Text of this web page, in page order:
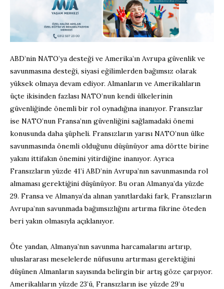
ABD’nin NATO’ya desteği ve Amerika’ın Avrupa güvenlik ve
savunmasına desteği, siyasi eğilimlerden bağımsız olarak
yüksek olmaya devam ediyor. Almanların ve Amerikalıların
üçte ikisinden fazlası NATO’nun kendi ülkelerinin
güvenliğinde önemli bir rol oynadığına inanıyor. Fransızlar
ise NATO’nun Fransa’nın güvenliğini sağlamadaki önemi
konusunda daha şüpheli. Fransızların yarısı NATO’nun ülke
savunmasında önemli olduğunu düşünüyor ama dörtte birine
yakını ittifakın önemini yitirdiğine inanıyor. Ayrıca
Fransızların yüzde 41’i ABD’nin Avrupa’nın savunmasında rol
almaması gerektiğini düşünüyor. Bu oran Almanya’da yüzde
29. Fransa ve Almanya’da alınan yanıtlardaki fark, Fransızların
Avrupa’nın savunmada bağımsızlığını artırma fikrine öteden
beri yakın olmasıyla açıklanıyor.
Öte yandan, Almanya’nın savunma harcamalarını artırıp,
uluslararası meselelerde nüfusunu artırması gerektiğini
düşünen Almanların sayısında belirgin bir artış göze çarpıyor.
Amerikalıların yüzde 23’ü, Fransızların ise yüzde 29’u